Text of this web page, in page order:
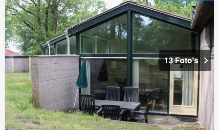
13 Foto's